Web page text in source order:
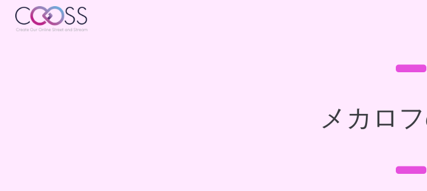
メカロ